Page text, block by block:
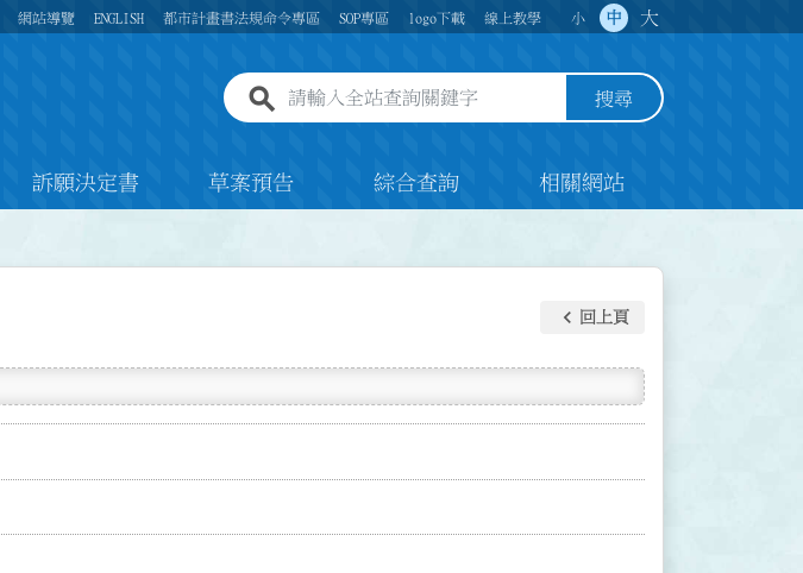
網站導覽 ENGLISH 都市計畫書法規命令專區 SOP專區 logo下載 線上教學 小 中 大
全站查詢關鍵字欄位 搜尋
訴願決定書 草案預告 綜合查詢 相關網站
keyboard_arrow_left 回上頁